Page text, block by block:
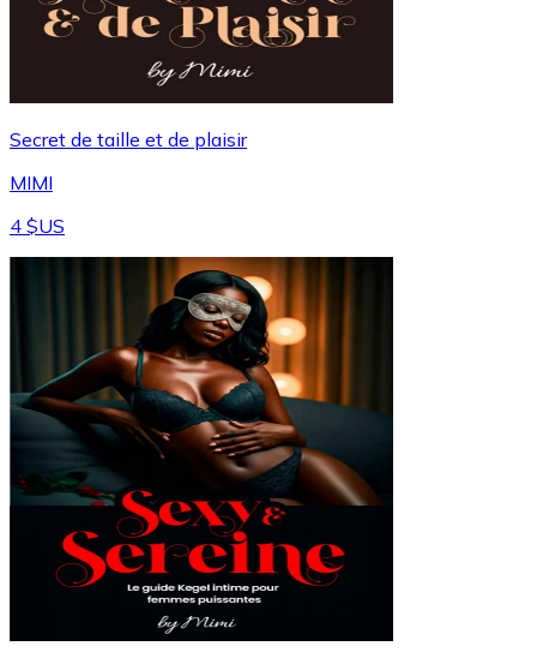
Secret de taille et de plaisir
MIMI
4 $US